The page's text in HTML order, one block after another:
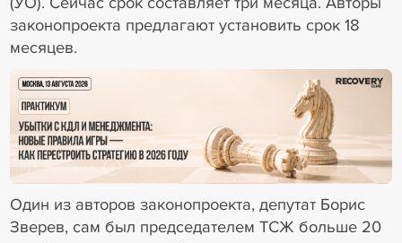
законопроекта предлагают установить срок 18
месяцев.
18+ Реклама
Один из авторов законопроекта, депутат Борис
Зверев, сам был председателем ТСЖ больше 20